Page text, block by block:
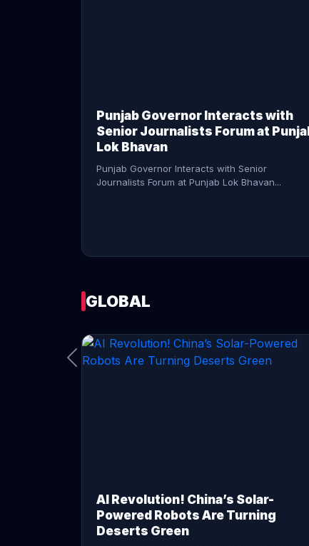
Punjab Governor Interacts with
Senior Journalists Forum at
Lok Bhavan
Punjab Governor Interacts with Senior
Journalists Forum at Punjab Lok Bhavan...
GLOBAL
AI Revolution! China’s Solar-
Powered Robots Are Turning
Deserts Green